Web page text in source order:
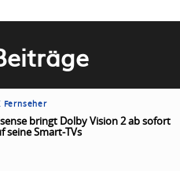
Fernseher
bringt Dolby Vision 2 ab sofort
seine Smart-TVs